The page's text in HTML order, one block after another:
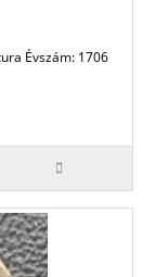
Évszám: 1706